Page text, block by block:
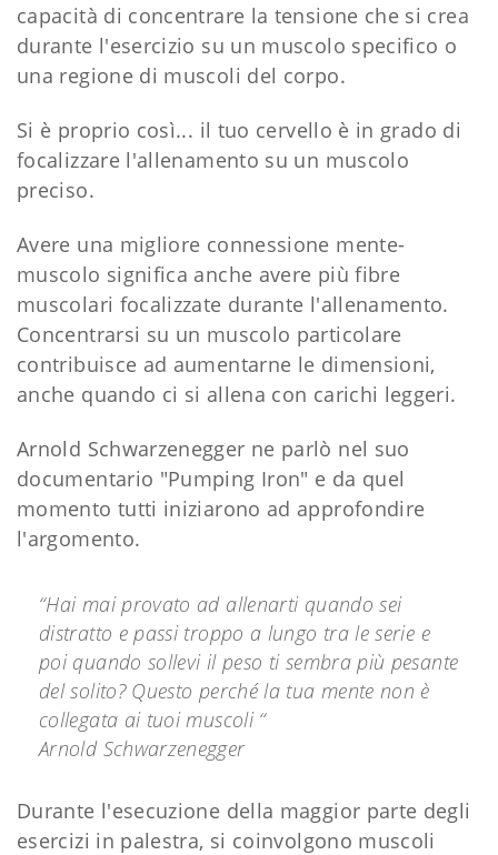
capacità di concentrare la tensione che si crea
durante l'esercizio su un muscolo specifico o
una regione di muscoli del corpo.
Si è proprio così... il tuo cervello è in grado di
focalizzare l'allenamento su un muscolo
preciso.
Avere una migliore connessione mente-
muscolo significa anche avere più fibre
muscolari focalizzate durante l'allenamento.
Concentrarsi su un muscolo particolare
contribuisce ad aumentarne le dimensioni,
anche quando ci si allena con carichi leggeri.
Arnold Schwarzenegger ne parlò nel suo
documentario "Pumping Iron" e da quel
momento tutti iniziarono ad approfondire
l'argomento.
“Hai mai provato ad allenarti quando sei
distratto e passi troppo a lungo tra le serie e
poi quando sollevi il peso ti sembra più pesante
del solito? Questo perché la tua mente non è
collegata ai tuoi muscoli “
Arnold Schwarzenegger
Durante l'esecuzione della maggior parte degli
esercizi in palestra, si coinvolgono muscoli